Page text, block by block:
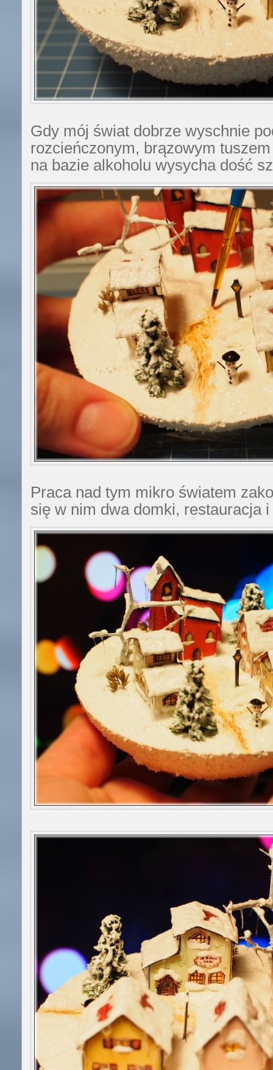
Gdy mój świat dobrze wyschnie
rozcieńczonym, brązowym
na bazie alkoholu wysycha dość
Praca nad tym mikro światem
się w nim dwa domki, restauracja i